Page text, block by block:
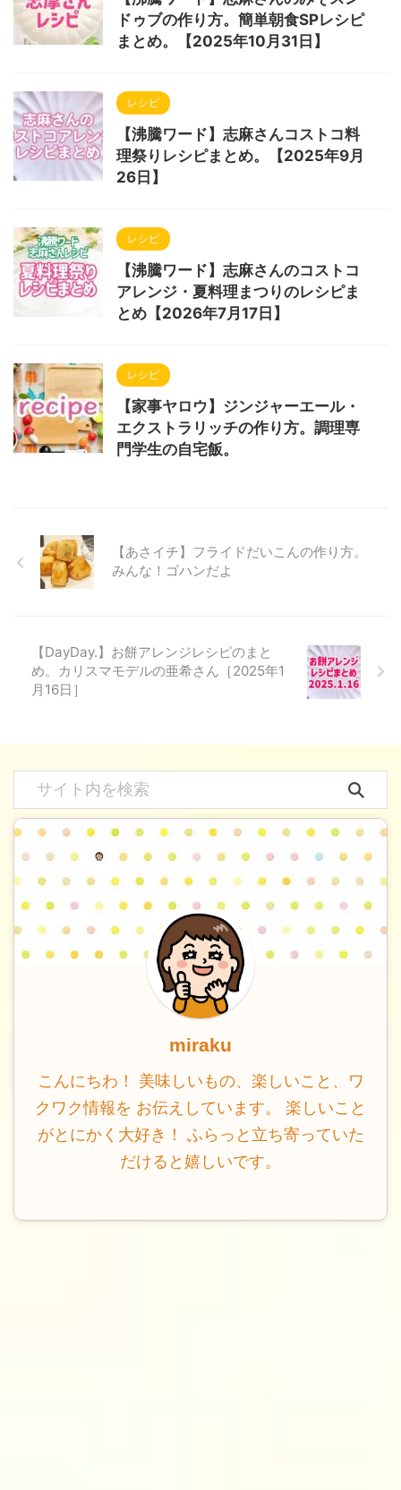
ドゥブの作り方。簡単朝食SPレシピ
まとめ。【2025年10月31日】
レシピ
【沸騰ワード】志麻さんコストコ料
理祭りレシピまとめ。【2025年9月
26日】
レシピ
【沸騰ワード】志麻さんのコストコ
アレンジ・夏料理まつりのレシピま
とめ【2026年7月17日】
レシピ
【家事ヤロウ】ジンジャーエール・
エクストラリッチの作り方。調理専
門学生の自宅飯。
【あさイチ】フライドだいこんの作り方。
みんな！ゴハンだよ
【DayDay.】お餅アレンジレシピのまと
め。カリスマモデルの亜希さん［2025年1
月16日］
miraku
こんにちわ！ 美味しいもの、楽しいこと、ワ
クワク情報を お伝えしています。 楽しいこと
がとにかく大好き！ ふらっと立ち寄っていた
だけると嬉しいです。